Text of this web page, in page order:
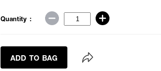
Quantity :
ADD TO BAG